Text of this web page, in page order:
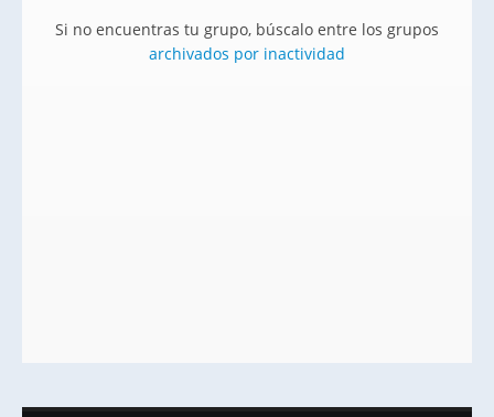
Si no encuentras tu grupo, búscalo entre los grupos
archivados por inactividad